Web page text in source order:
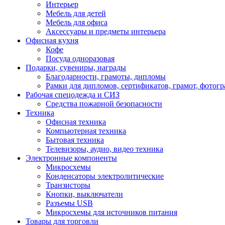
Интерьер
Мебель для детей
Мебель для офиса
Аксессуары и предметы интерьера
Офисная кухня
Кофе
Посуда одноразовая
Подарки, сувениры, награды
Благодарности, грамоты, дипломы
Рамки для дипломов, сертификатов, грамот,
Рабочая спецодежда и СИЗ
Средства пожарной безопасности
Техника
Офисная техника
Компьютерная техника
Бытовая техника
Телевизоры, аудио, видео техника
Электронные компоненты
Микросхемы
Конденсаторы электролитические
Транзисторы
Кнопки, выключатели
Разъемы USB
Микросхемы для источников питания
Товары для торговли